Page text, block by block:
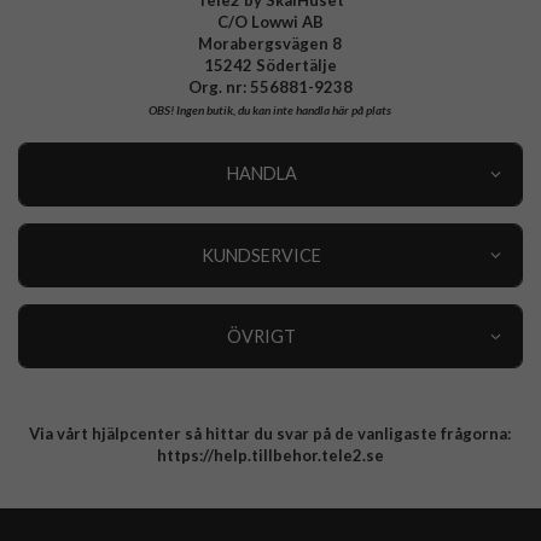
C/O Lowwi AB
Morabergsvägen 8
15242 Södertälje
Org. nr: 556881-9238
OBS!Ingen butik, du kan inte handla här på plats
HANDLA
KUNDSERVICE
ÖVRIGT
Integritetspolicy
Via vårt hjälpcenter så hittar du svar på de vanligaste frågorna:
https://help.tillbehor.tele2.se